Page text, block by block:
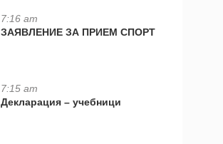
7:16 am
ЗАЯВЛЕНИЕ ЗА ПРИЕМ СПОРТ
7:15 am
Декларация – учебници